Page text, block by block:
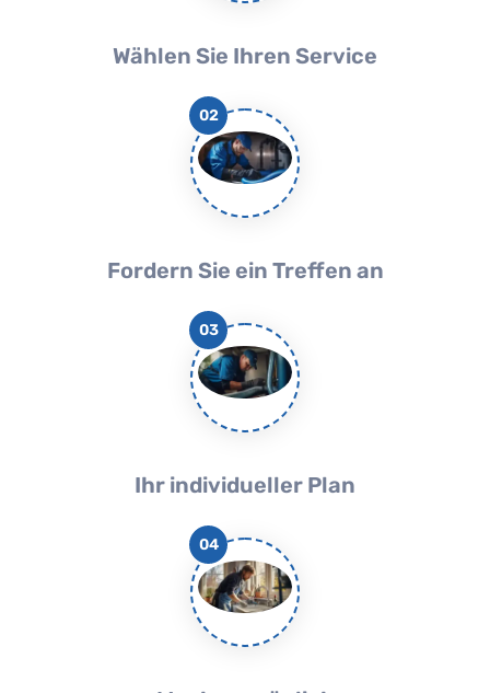
Wählen Sie Ihren Service
02
Fordern Sie ein Treffen an
03
Ihr individueller Plan
04